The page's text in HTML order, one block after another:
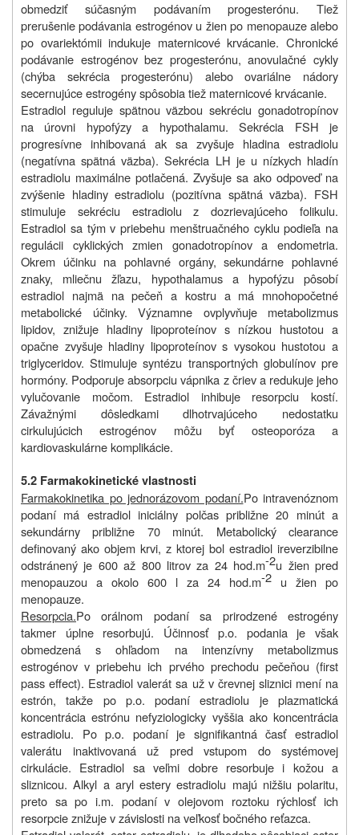
obmedziť súčasným podávaním progesterónu. Tiež
prerušenie podávania estrogénov u žien po menopauze alebo
po ovariektómii indukuje maternicové krvácanie. Chronické
podávanie estrogénov bez progesterónu, anovulačné cykly
(chýba sekrécia progesterónu) alebo ovariálne nádory
secernujúce estrogény spôsobia tiež maternicové krvácanie.
Estradiol reguluje spätnou väzbou sekréciu gonadotropínov
na úrovni hypofýzy a hypothalamu. Sekrécia FSH je
progresívne inhibovaná ak sa zvyšuje hladina estradiolu
(negatívna spätná väzba). Sekrécia LH je u nízkych hladín
estradiolu maximálne potlačená. Zvyšuje sa ako odpoveď na
zvýšenie hladiny estradiolu (pozitívna spätná väzba). FSH
stimuluje sekréciu estradiolu z dozrievajúceho folikulu.
Estradiol sa tým v priebehu menštruačného cyklu podieľa na
regulácii cyklických zmien gonadotropínov a endometria.
Okrem účinku na pohlavné orgány, sekundárne pohlavné
znaky, mliečnu žľazu, hypothalamus a hypofýzu pôsobí
estradiol najmä na pečeň a kostru a má mnohopočetné
metabolické účinky. Významne ovplyvňuje metabolizmus
lipidov, znižuje hladiny lipoproteínov s nízkou hustotou a
opačne zvyšuje hladiny lipoproteínov s vysokou hustotou a
triglyceridov. Stimuluje syntézu transportných globulínov pre
hormóny. Podporuje absorpciu vápnika z čriev a redukuje jeho
vylučovanie močom. Estradiol inhibuje resorpciu kostí.
Závažnými dôsledkami dlhotrvajúceho nedostatku
cirkulujúcich estrogénov môžu byť osteoporóza a
kardiovaskulárne komplikácie.
5.2 Farmakokinetické vlastnosti
Farmakokinetika po jednorázovom podaní.Po intravenóznom
podaní má estradiol iniciálny polčas približne 20 minút a
sekundárny približne 70 minút. Metabolický clearance
definovaný ako objem krvi, z ktorej bol estradiol ireverzibilne
odstránený je 600 až 800 litrov za 24 hod.m-2u žien pred
menopauzou a okolo 600 l za 24 hod.m-2 u žien po
menopauze.
Resorpcia.Po orálnom podaní sa prirodzené estrogény
takmer úplne resorbujú. Účinnosť p.o. podania je však
obmedzená s ohľadom na intenzívny metabolizmus
estrogénov v priebehu ich prvého prechodu pečeňou (first
pass effect). Estradiol valerát sa už v črevnej sliznici mení na
estrón, takže po p.o. podaní estradiolu je plazmatická
koncentrácia estrónu nefyziologicky vyššia ako koncentrácia
estradiolu. Po p.o. podaní je signifikantná časť estradiol
valerátu inaktivovaná už pred vstupom do systémovej
cirkulácie. Estradiol sa veľmi dobre resorbuje i kožou a
sliznicou. Alkyl a aryl estery estradiolu majú nižšiu polaritu,
preto sa po i.m. podaní v olejovom roztoku rýchlosť ich
resorpcie znižuje v závislosti na veľkosť bočného reťazca.